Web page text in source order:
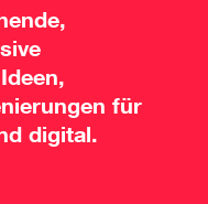
für
digital.